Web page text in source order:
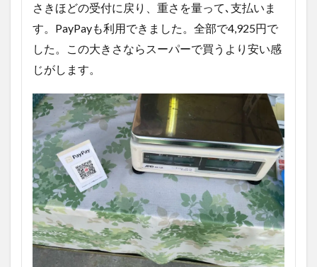
さきほどの受付に戻り、重さを量って､支払いま
す。PayPayも利用できました。全部で4,925円で
した。この大きさならスーパーで買うより安い感
じがします。